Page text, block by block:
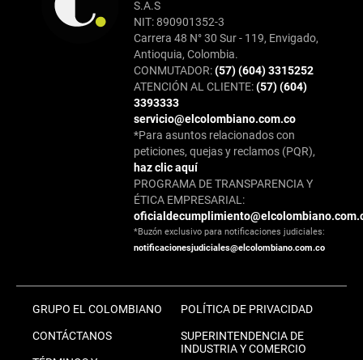
S.A.S
NIT: 890901352-3
Carrera 48 N° 30 Sur - 119, Envigado,
Antioquia, Colombia.
CONMUTADOR:(57) (604) 3315252
ATENCIÓN AL CLIENTE:(57) (604)
3393333
servicio@elcolombiano.com.co
*Para asuntos relacionados con
peticiones, quejas y reclamos (PQR),
haz clic aquí
PROGRAMA DE TRANSPARENCIA Y
ÉTICA EMPRESARIAL:
*Buzón exclusivo para notificaciones judiciales:
notificacionesjudiciales@elcolombiano.com.co
GRUPO EL COLOMBIANO
CONTÁCTANOS
POLÍTICA DE PRIVACIDAD
SUPERINTENDENCIA DE
INDUSTRIA Y COMERCIO